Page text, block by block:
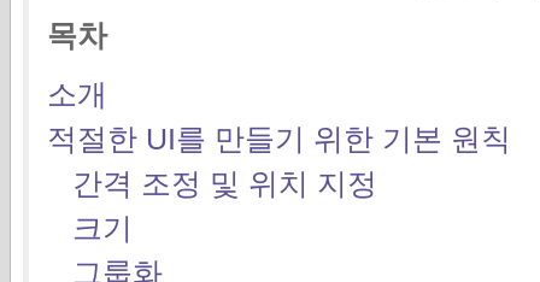
목차
소개
적절한 UI를 만들기 위한 기본 원칙
간격 조정 및 위치 지정
크기
그룹화